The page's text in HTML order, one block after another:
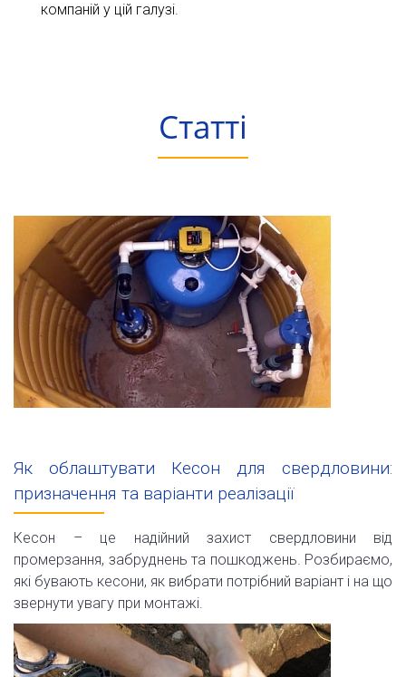
компаній у цій галузі.
Статті
Як облаштувати Кесон для свердловини:
призначення та варіанти реалізації
Кесон – це надійний захист свердловини від
промерзання, забруднень та пошкоджень. Розбираємо,
які бувають кесони, як вибрати потрібний варіант і на що
звернути увагу при монтажі.